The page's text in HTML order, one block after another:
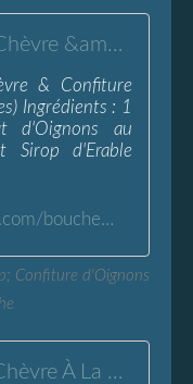
Bouchées de Tomme de Chèvre &amp; Confiture d'Oignons - L'Eau à la Bouche
& Confiture
Ingrédients : 1
d'Oignons au
Sirop d'Erable
https://www.l-eaualabouche.com/bouchees-tomme-chevre-confit-oignons.html
Confiture d'Oignons
Bouchée De Tomme De Chèvre À La Gelée De Tomate - L'Eau à la Bouche